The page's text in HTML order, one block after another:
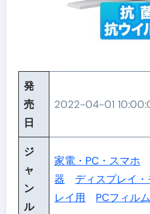
発
売
日
2022-04-01
ジ
ャ
ン
ル
家電・PC・スマホ
器
ディスプレイ
レイ用
PCフィル